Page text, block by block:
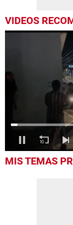
VIDEOS
seconds
MIS TEMAS